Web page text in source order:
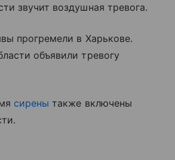
звучит воздушная тревога.
прогремели в Харькове.
объявили тревогу
сирены также включены